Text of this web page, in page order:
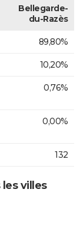
Bellegarde-
du-Razès
89,80%
10,20%
0,76%
0,00%
132
villes